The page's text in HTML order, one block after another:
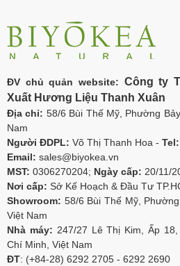
ĐV chủ quản website: Công ty
Xuất Hương Liệu Thanh Xuân
Địa chỉ: 58/6 Bùi Thế Mỹ, Phường
Nam
Người ĐDPL: Võ Thị Thanh Hoa - Tel:
Email: sales@biyokea.vn
MST: 0306270204; Ngày cấp: 20/11/
Nơi cấp: Sở Kế Hoạch & Đầu Tư
Showroom: 58/6 Bùi Thế Mỹ,
Việt Nam
Nhà máy: 247/27 Lê Thị Kim, Ấp
Chí Minh, Việt Nam
ĐT: (+84-28) 6292 2705 - 6292 2690